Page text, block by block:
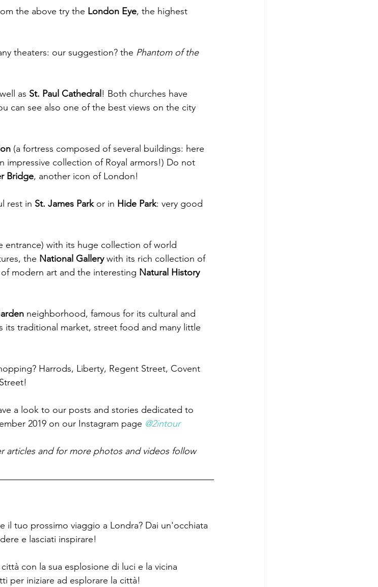
the above try the London Eye, the highest
theaters: our suggestion? the Phantom of the
as St. Paul Cathedral ! Both churches have
can see also one of the best views on the city
(a fortress composed of several buildings: here
impressive collection of Royal armors!) Do not
Bridge, another icon of London!
rest in St. James Park or in Hide Park: very good
entrance) with its huge collection of world
the National Gallery with its rich collection of
modern art and the interesting Natural History
neighborhood, famous for its cultural and
its traditional market, street food and many little
Harrods, Liberty, Regent Street, Covent
a look to our posts and stories dedicated to
2019 on our Instagram page @2intour
articles and for more photos and videos follow
il tuo prossimo viaggio a Londra? Dai un'occhiata
e lasciati inspirare!
con la sua esplosione di luci e la vicina
per iniziare ad esplorare la città!